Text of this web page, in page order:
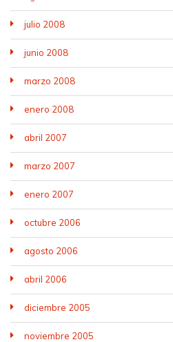
julio 2008
junio 2008
marzo 2008
enero 2008
abril 2007
marzo 2007
enero 2007
octubre 2006
agosto 2006
abril 2006
diciembre 2005
noviembre 2005